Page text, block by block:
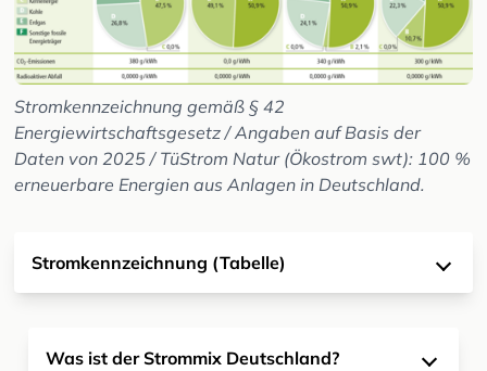
Stromkennzeichnung gemäß § 42
Energiewirtschaftsgesetz / Angaben auf Basis der
Daten von 2025 / TüStrom Natur (Ökostrom swt): 100 %
erneuerbare Energien aus Anlagen in Deutschland.
Stromkennzeichnung (Tabelle)
Was ist der Strommix Deutschland?